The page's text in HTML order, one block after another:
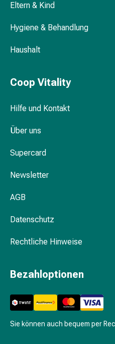
Kosmetiktücher
Tagescreme
Gesichtsöl
Für
Haare
&
&
Haarstyling
Haaröl
Haarwasser
Tönungen &
Eltern & Kind
Hygiene & Behandlung
Haushalt
Coop Vitality
Hilfe und Kontakt
Über uns
Supercard
Newsletter
AGB
Datenschutz
Rechtliche Hinweise
Bezahloptionen
Sie können auch bequem per